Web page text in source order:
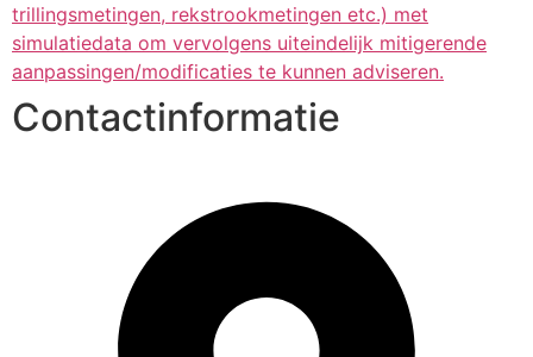
trillingsmetingen, rekstrookmetingen etc.) met
simulatiedata om vervolgens uiteindelijk mitigerende
aanpassingen/modificaties te kunnen adviseren.
Contactinformatie